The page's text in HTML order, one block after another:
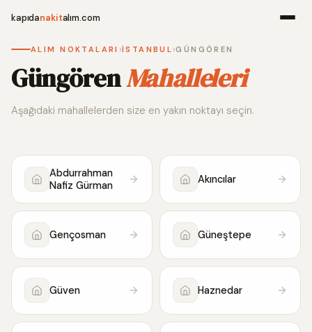
kapıdanakitalım.com
Alım
ALIM NOKTALARI ›İSTANBUL ›GÜNGÖREN
GüngörenMahalleleri
Aşağıdaki mahallelerden size en yakın noktayı seçin.
Abdurrahman
Nafiz Gürman
Akıncılar
Gençosman Güneştepe
Güven Haznedar